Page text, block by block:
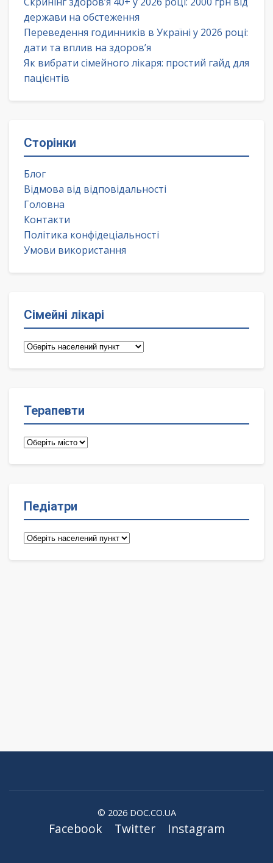
держави на обстеження
Переведення годинників в Україні у 2026 році:
дати та вплив на здоров’я
Як вибрати сімейного лікаря: простий гайд для
пацієнтів
Сторінки
Блог
Відмова від відповідальності
Головна
Контакти
Політика конфідеціальності
Умови використання
Сімейні лікарі
Сімейні
Терапевти
Терапевти
Педіатри
Педіатри
© 2026 DOC.CO.UA
Facebook Twitter Instagram